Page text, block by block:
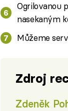
Ogrilovanou
nasekaným
Můžeme
Zdroj
Zdeněk